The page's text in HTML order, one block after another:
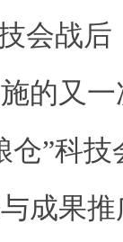
会战
的又
仓”科
成果